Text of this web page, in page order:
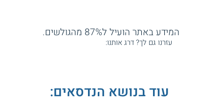
המידע באתר הועיל ל87% מהגולשים.
עזרנו גם לך? דרג אותנו:
עוד בנושא הנדסאים: